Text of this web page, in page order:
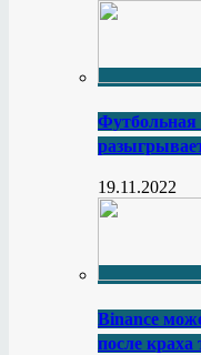
Футбольная
19.11.2022
Binance
после краха